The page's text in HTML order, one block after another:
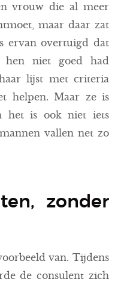
vrouw die al meer
maar daar zat
ervan overtuigd dat
niet goed had
lijst met criteria
helpen. Maar ze is
het is ook niet iets
vallen net zo
zonder
van. Tijdens
de consulent zich